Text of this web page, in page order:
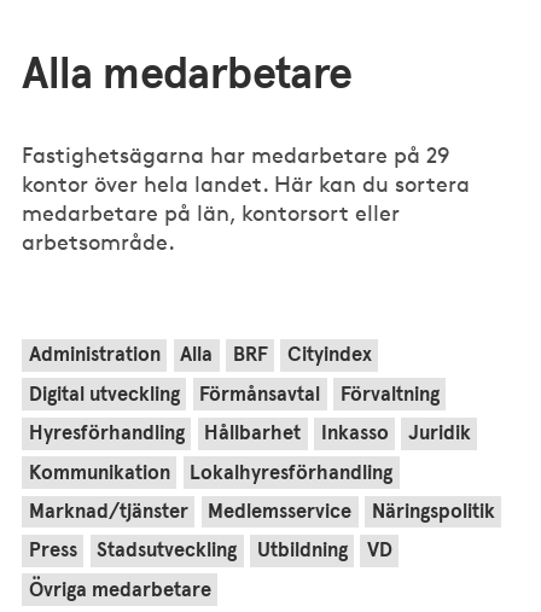
Alla medarbetare
Fastighetsägarna har medarbetare på 29
kontor över hela landet. Här kan du sortera
medarbetare på län, kontorsort eller
arbetsområde.
Administration Alla BRF Cityindex
Digital utveckling Förmånsavtal Förvaltning
Hyresförhandling Hållbarhet Inkasso Juridik
Kommunikation Lokalhyresförhandling
Marknad/tjänster Medlemsservice Näringspolitik
Press Stadsutveckling Utbildning VD
Övriga medarbetare